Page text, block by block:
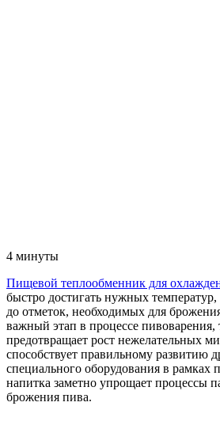
4 минуты
Пищевой теплообменник для
быстро достигать нужных
до отметок, необходимых для
важный этап в процессе пивоварения,
предотвращает рост нежелательных
способствует правильному развитию
специального оборудования в рамках
напитка заметно упрощает процессы
брожения пива.